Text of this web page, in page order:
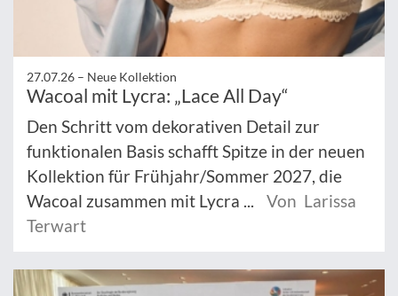
27.07.26 – Neue Kollektion
Wacoal mit Lycra: „Lace All Day“
Den Schritt vom dekorativen Detail zur
funktionalen Basis schafft Spitze in der neuen
Kollektion für Frühjahr/Sommer 2027, die
Wacoal zusammen mit Lycra ...
Von Larissa
Terwart